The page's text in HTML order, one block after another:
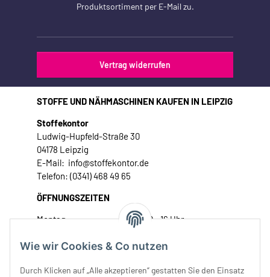
Wie wir Cookies & Co nutzen
Durch Klicken auf „Alle akzeptieren“ gestatten Sie den Einsatz
Produktsortiment per E-Mail zu.
Vertrag widerrufen
STOFFE UND NÄHMASCHINEN KAUFEN IN LEIPZIG
Stoffekontor
Ludwig-Hupfeld-Straße 30
04178 Leipzig
E-Mail: info@stoffekontor.de
Telefon: (0341) 468 49 65
ÖFFNUNGSZEITEN
Montag:
10 - 16 Uhr
Mittwoch:
10 - 18 Uhr
Freitag:
10 - 18 Uhr